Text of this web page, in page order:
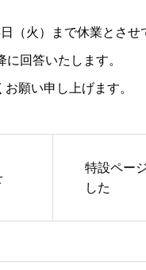
（火）まで休業とさせ
回答いたします。
願い申し上げます。
特設ペー
した